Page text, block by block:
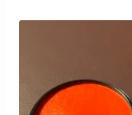
¥32
¥30